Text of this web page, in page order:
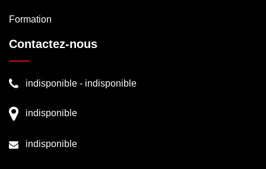
Formation
Contactez-nous
indisponible - indisponible
indisponible
indisponible